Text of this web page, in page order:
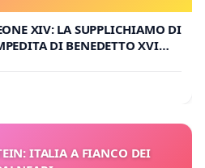
XIV: LA SUPPLICHIAMO DI
DI BENEDETTO XVI
PROCESSO
ITALIA A FIANCO DEI